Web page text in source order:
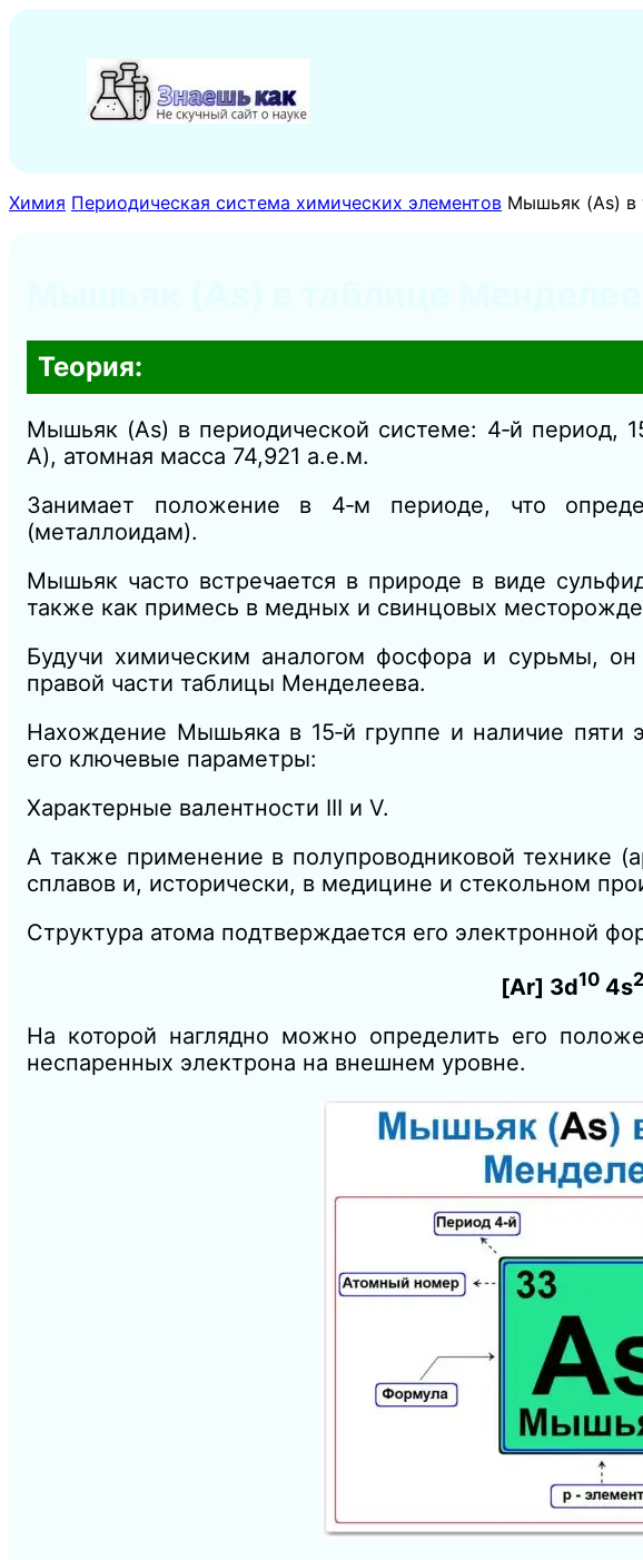
содержимому
Химия Периодическая система химических элементов Мышьяк (As) в
Теория:
Мышьяк (As) в периодической системе: 4‑й период,
A), атомная масса 74,921 а.е.м.
Занимает положение в 4‑м периоде, что
(металлоидам).
Мышьяк часто встречается в природе в виде
также как примесь в медных и свинцовых
Будучи химическим аналогом фосфора и сурьмы, он
правой части таблицы Менделеева.
Нахождение Мышьяка в 15‑й группе и наличие пяти
его ключевые параметры:
Характерные валентности III и V.
А также применение в полупроводниковой технике
сплавов и, исторически, в медицине и стекольном
Структура атома подтверждается его электронной
[Ar] 3d104s2
На которой наглядно можно определить его
неспаренных электрона на внешнем уровне.